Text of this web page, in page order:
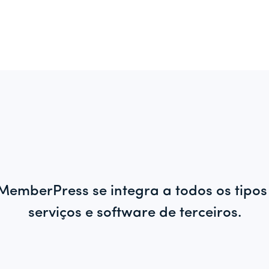
se integra a todos os
serviços e software de terceiros.